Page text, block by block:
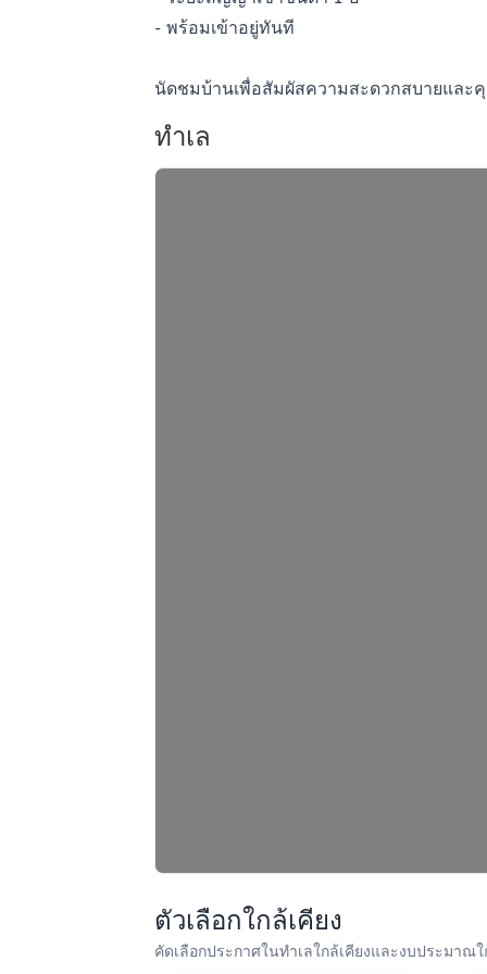
- พร้อมเข้าอยู่ทันที
นัดชมบ้านเพื่อสัมผัสความสะดวกสบายและ
ทำเล
ตัวเลือกใกล้เคียง
คัดเลือกประกาศในทำเลใกล้เคียงและงบประมาณใ